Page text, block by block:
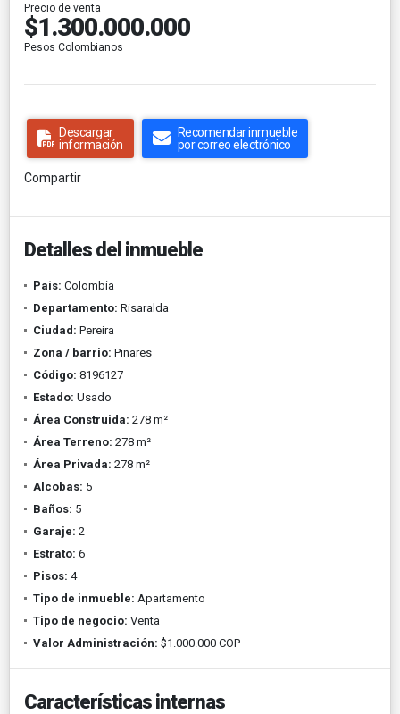
Precio de venta
$1.300.000.000
Pesos Colombianos
Descargar
información
Recomendar inmueble
por correo electrónico
Compartir
Detalles del inmueble
País: Colombia
Departamento: Risaralda
Ciudad: Pereira
Zona / barrio: Pinares
Código: 8196127
Estado: Usado
Área Construida: 278 m²
Área Terreno: 278 m²
Área Privada: 278 m²
Alcobas: 5
Baños: 5
Garaje: 2
Estrato: 6
Pisos: 4
Tipo de inmueble: Apartamento
Tipo de negocio: Venta
Valor Administración: $1.000.000 COP
Características internas